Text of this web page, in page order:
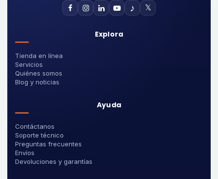
♪ 𝕏
Explora
Tienda en línea
Servicios
Quiénes somos
Blog y noticias
Ayuda
Contáctanos
Soporte técnico
Preguntas frecuentes
Envíos
Devoluciones y garantías